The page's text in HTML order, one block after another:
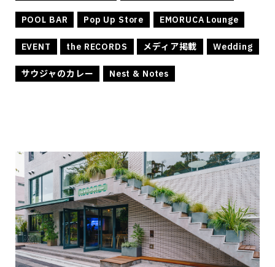
POOL BAR Pop Up Store EMORUCA Lounge
EVENT the RECORDS メディア掲載 Wedding
サウジャのカレー Nest & Notes